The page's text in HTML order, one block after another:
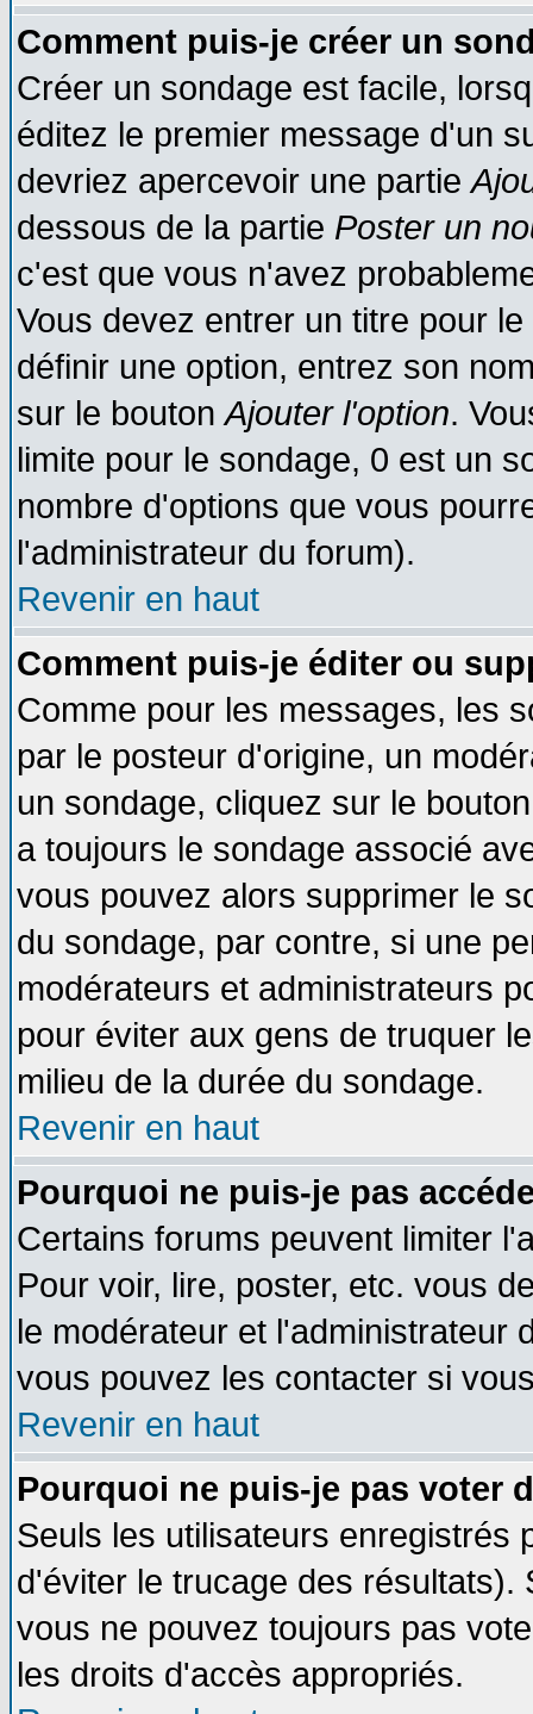
Comment puis-je créer un
Créer un sondage est facile,
éditez le premier message d'un
devriez apercevoir une partie
dessous de la partie Poster un
c'est que vous n'avez
Vous devez entrer un titre pour
définir une option, entrez son
sur le boutonAjouter l'option.
limite pour le sondage, 0 est un
nombre d'options que vous
l'administrateur du forum).
Revenir en haut
Comment puis-je éditer ou
Comme pour les messages, les
par le posteur d'origine, un
un sondage, cliquez sur le
a toujours le sondage associé
vous pouvez alors supprimer le
du sondage, par contre, si une
modérateurs et administrateurs
pour éviter aux gens de truquer
milieu de la durée du sondage.
Revenir en haut
Pourquoi ne puis-je pas
Certains forums peuvent limiter
Pour voir, lire, poster, etc. vous
le modérateur et l'administrateur
vous pouvez les contacter si
Revenir en haut
Pourquoi ne puis-je pas voter
Seuls les utilisateurs enregistrés
d'éviter le trucage des
vous ne pouvez toujours pas
les droits d'accès appropriés.